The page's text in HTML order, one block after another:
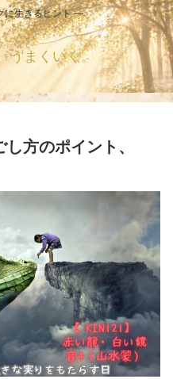
に生きるヒント ―
うまくいく。
方のポイント、